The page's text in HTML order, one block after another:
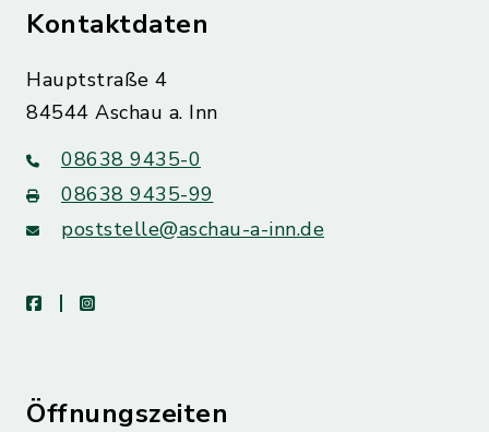
Kontaktdaten
Hauptstraße 4
84544 Aschau a. Inn
08638 9435-0
08638 9435-99
poststelle@aschau-a-inn.de
facebookinstagram
Öffnungszeiten